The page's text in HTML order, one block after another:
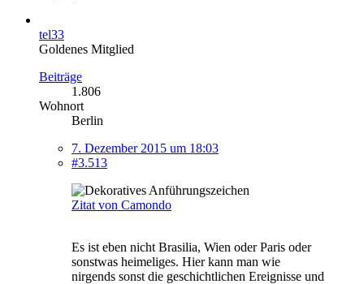
tel33
Goldenes Mitglied
Beiträge
1.806
Wohnort
Berlin
7. Dezember 2015 um 18:03
#3.513
Zitat von Camondo
Es ist eben nicht Brasilia, Wien oder Paris oder
sonstwas heimeliges. Hier kann man wie
nirgends sonst die geschichtlichen Ereignisse und